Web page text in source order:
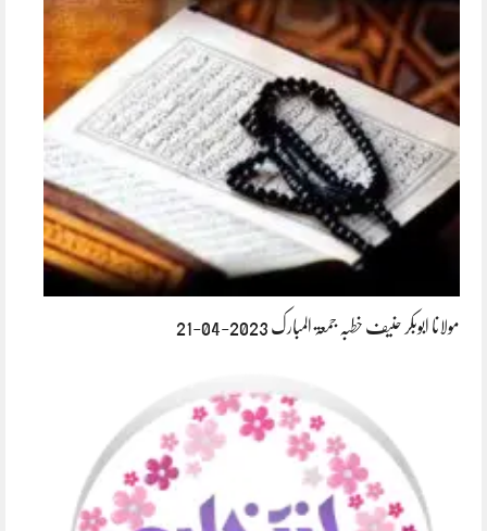
مولانا ابوبکر حنیف خطبہ جمعۃ المبارک 2023-04-21